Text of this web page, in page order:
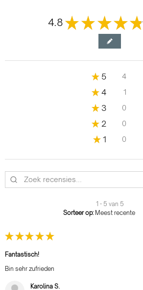
4.8 ★ ★ ★ ★★
★ 5 80%
4
★ 4 20%
1
★ 3 0%0
★ 2 0%0
★ 1 0%0
1 - 5 van 5
Sorteer op:
★ ★ ★ ★ ★
Fantastisch!
Bin sehr zufrieden
Karolina S.